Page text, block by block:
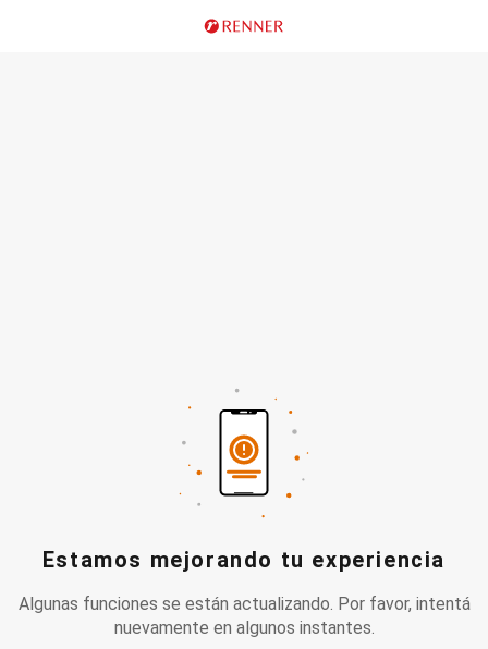
Estamos mejorando tu experiencia
Algunas funciones se están actualizando. Por favor, intentá
nuevamente en algunos instantes.